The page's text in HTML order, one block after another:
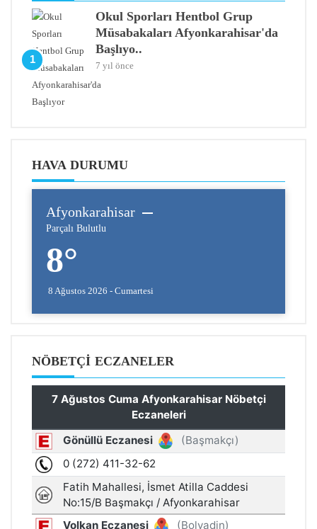
1
Okul Sporları Hentbol Grup
Müsabakaları Afyonkarahisar'da
Başlıyo..
7 yıl önce
HAVA DURUMU
Afyonkarahisar
Parçalı Bulutlu
8°
8 Ağustos 2026 - Cumartesi
NÖBETÇI ECZANELER